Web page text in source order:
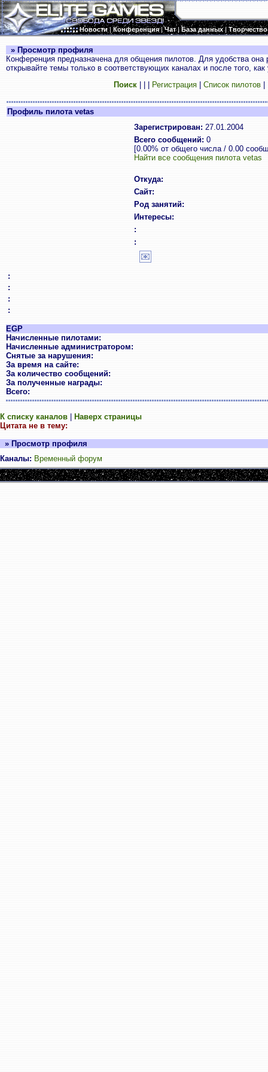
Новости|Конференция|Чат|База данных|Творчество
» Просмотр профиля
Конференция предназначена для общения пилотов. Для удобства
открывайте темы только в соответствующих каналах и после того,
Поиск
Регистрация Список пилотов
Профиль пилота vetas
Зарегистрирован: 27.01.2004
Всего сообщений: 0
[0.00% от общего числа / 0.00
Найти все сообщения пилота vetas
Откуда:
Сайт:
Род занятий:
Интересы:
:
:
:
:
:
:
EGP
Начисленные пилотами:
Начисленные администратором:
Снятые за нарушения:
За время на сайте:
За количество сообщений:
За полученные награды:
Всего:
К списку каналов
Наверх страницы
Цитата не в тему:
» Просмотр профиля
Каналы: Временный форум